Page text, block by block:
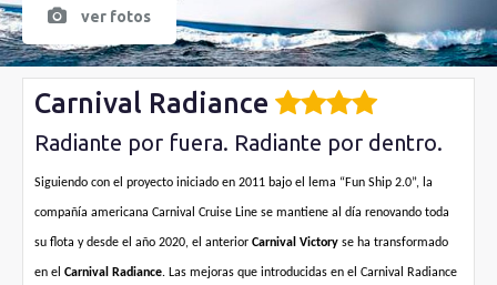
ver fotos
Carnival Radiance
Radiante por fuera. Radiante por dentro.
Siguiendo con el proyecto iniciado en 2011 bajo el lema “Fun Ship 2.0”, la
compañía americana Carnival Cruise Line se mantiene al día renovando toda
su flota y desde el año 2020, el anterior Carnival Victory se ha transformado
en el Carnival Radiance. Las mejoras que introducidas en el Carnival Radiance